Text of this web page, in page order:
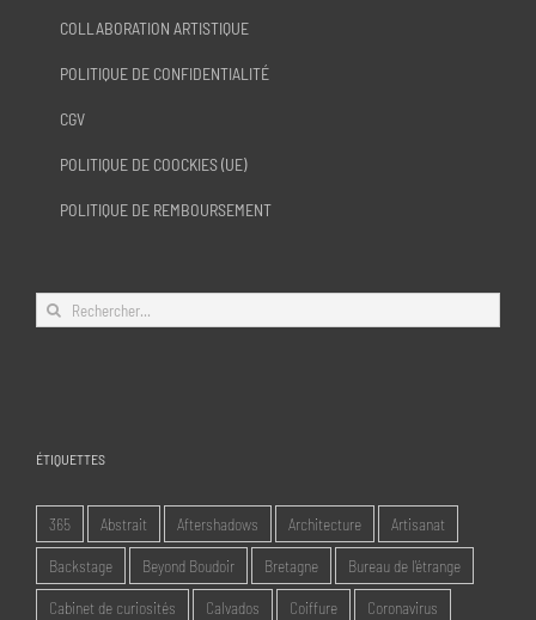
COLLABORATION ARTISTIQUE
POLITIQUE DE CONFIDENTIALITÉ
CGV
POLITIQUE DE COOCKIES (UE)
POLITIQUE DE REMBOURSEMENT
Rechercher:
ÉTIQUETTES
365 Abstrait Aftershadows Architecture Artisanat
Backstage Beyond Boudoir Bretagne Bureau de l'étrange
Cabinet de curiosités Calvados Coiffure Coronavirus